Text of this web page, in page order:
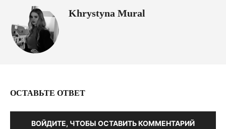
Khrystyna Mural
ОСТАВЬТЕ ОТВЕТ
ВОЙДИТЕ, ЧТОБЫ ОСТАВИТЬ КОММЕНТАРИЙ